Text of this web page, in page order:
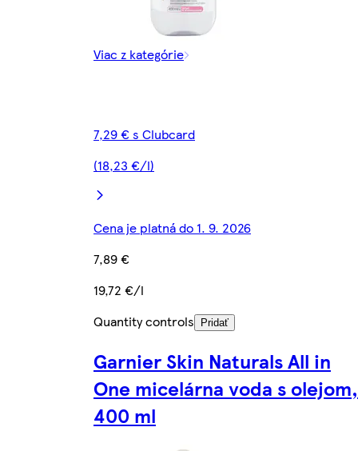
Viac z kategórie
7,29 € s Clubcard
(18,23 €/l)
Cena je platná do 1. 9. 2026
7,89 €
19,72 €/l
Quantity controls
Pridať
Garnier Skin Naturals All in
One micelárna voda s olejom,
400 ml